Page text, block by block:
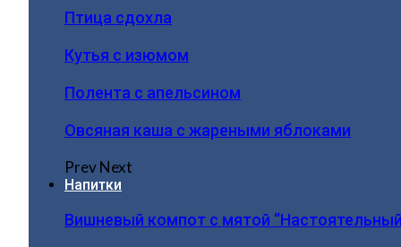
Птица сдохла
Кутья с изюмом
Полента с апельсином
Овсяная каша с жареными яблоками
PrevNext
Напитки
Вишневый компот с мятой